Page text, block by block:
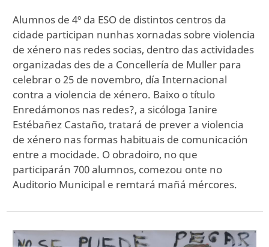
Alumnos de 4º da ESO de distintos centros da
cidade participan nunhas xornadas sobre violencia
de xénero nas redes socias, dentro das actividades
organizadas des de a Concellería de Muller para
celebrar o 25 de novembro, día Internacional
contra a violencia de xénero. Baixo o título
Enredámonos nas redes?, a sicóloga Ianire
Estébañez Castaño, tratará de prever a violencia
de xénero nas formas habituais de comunicación
entre a mocidade. O obradoiro, no que
participarán 700 alumnos, comezou onte no
Auditorio Municipal e remtará mañá mércores.